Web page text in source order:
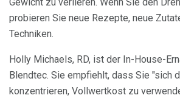
probieren Sie neue Rezepte, neue
Techniken.
Holly Michaels, RD, ist der In-House-
Blendtec. Sie empfiehlt, dass Sie "sich
konzentrieren, Vollwertkost zu